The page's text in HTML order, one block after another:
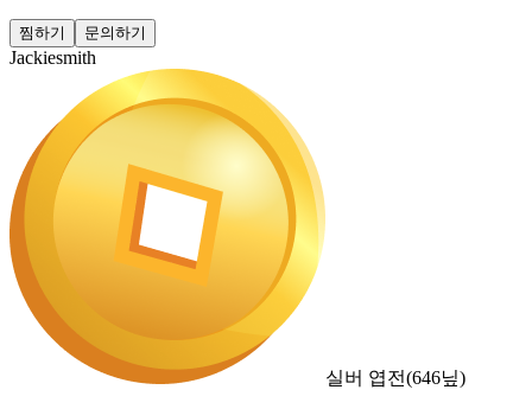
찜하기 문의하기
Jackiesmith
실버 엽전(646닢)